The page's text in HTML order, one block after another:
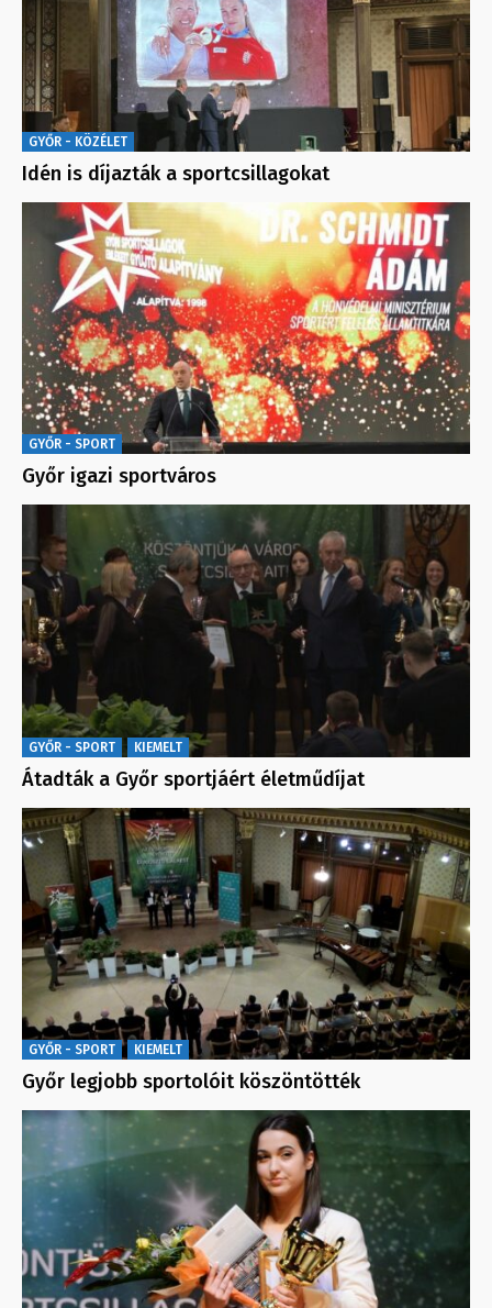
GYŐR - KÖZÉLET
Idén is díjazták a sportcsillagokat
GYŐR - SPORT
Győr igazi sportváros
GYŐR - SPORT KIEMELT
Átadták a Győr sportjáért életműdíjat
GYŐR - SPORT KIEMELT
Győr legjobb sportolóit köszöntötték